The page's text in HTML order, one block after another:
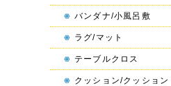
バンダナ/小風呂敷
ラグ/マット
テーブルクロス
クッション/クッション